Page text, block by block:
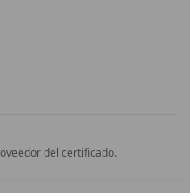
del certificado.